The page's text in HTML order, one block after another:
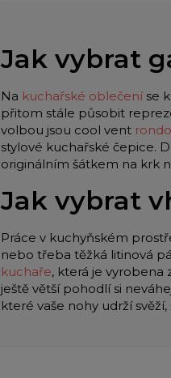
Jak vybrat
Na kuchařské oblečeníse
přitom stále působit
volbou jsou cool vent
stylové kuchařské čepice.
originálním šátkem na krk
Jak vybrat
Práce v kuchyňském
nebo třeba těžká litinová
kuchaře, která je vyrobena
ještě větší pohodlí si
které vaše nohy udrží